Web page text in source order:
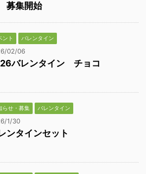
募集開始
ント バレンタイン
02/06
バレンタイン チョコ
らせ・募集 バレンタイン
1/30
ンタインセット